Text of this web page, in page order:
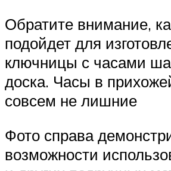
Обратите внимание,
подойдет для
ключницы с часами
доска. Часы в
совсем не лишние
Фото справа
возможности